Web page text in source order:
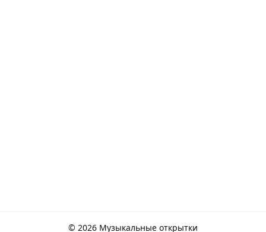
© 2026 Музыкальные открытки